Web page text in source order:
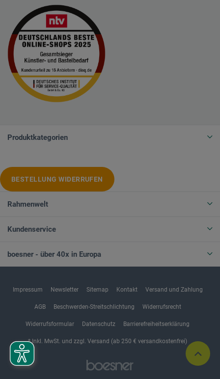
Produktkategorien
BESTELLUNG WIDERRUFEN
Rahmenwelt
Kundenservice
boesner - über 40x in Europa
Impressum Newsletter Sitemap Kontakt Versand und Zahlung
AGB Beschwerden-Streitschlichtung Widerrufsrecht
Widerrufsformular Datenschutz Barrierefreiheitserklärung
* Inkl. MwSt. und zzgl. Versand (ab 250 € versandkostenfrei)